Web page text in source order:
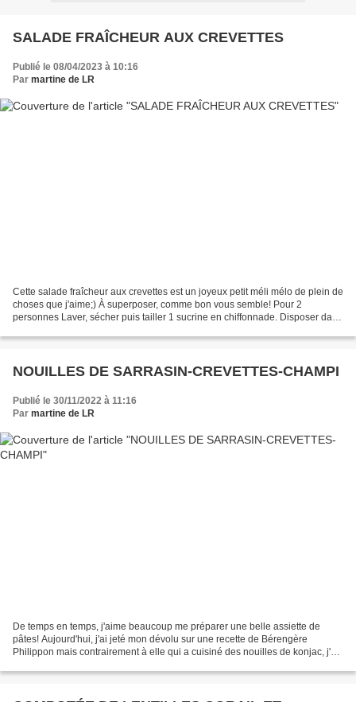
SALADE FRAÎCHEUR AUX CREVETTES
Publié le 08/04/2023 à 10:16
Par martine de LR
Cette salade fraîcheur aux crevettes est un joyeux petit méli mélo de plein de
choses que j'aime;) À superposer, comme bon vous semble! Pour 2
personnes Laver, sécher puis tailler 1 sucrine en chiffonnade. Disposer dans
NOUILLES DE SARRASIN-CREVETTES-CHAMPI
Publié le 30/11/2022 à 11:16
Par martine de LR
De temps en temps, j'aime beaucoup me préparer une belle assiette de
pâtes! Aujourd'hui, j'ai jeté mon dévolu sur une recette de Bérengère
Philippon mais contrairement à elle qui a cuisiné des nouilles de konjac, j'ai